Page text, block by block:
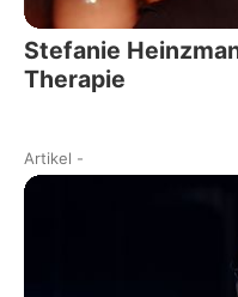
Stefanie
Therapie
Artikel -